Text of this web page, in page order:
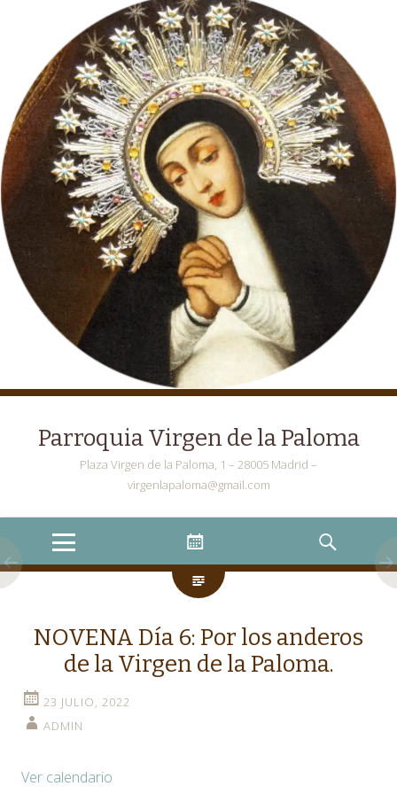
Parroquia Virgen de la Paloma
Plaza Virgen de la Paloma, 1 – 28005 Madrid –
virgenlapaloma@gmail.com
Menu
Widgets
Search
NOVENA Día 6: Por los anderos
de la Virgen de la Paloma.
23 JULIO, 2022
ADMIN
Ver calendario